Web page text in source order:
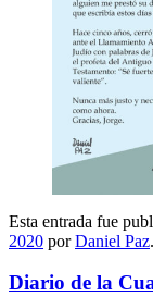
Esta entrada fue
2020 porDaniel Paz.
Diario de la